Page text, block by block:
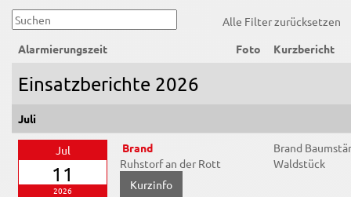
Alle Filter zurücksetzen
Alarmierungszeit
Foto Kurzbericht
Einsatzberichte 2026
Juli
Jul
11
2026
Brand
Ruhstorf an der Rott
Brand
Waldstück